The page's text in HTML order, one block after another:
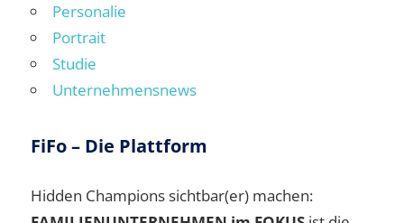
Personalie
Portrait
Studie
Unternehmensnews
FiFo – Die Plattform
Hidden Champions sichtbar(er) machen: